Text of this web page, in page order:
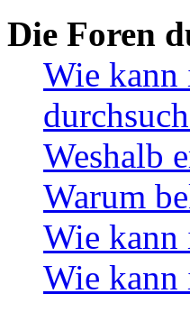
Die Foren
Wie kann
Weshalb
Warum
Wie kann
Wie kann